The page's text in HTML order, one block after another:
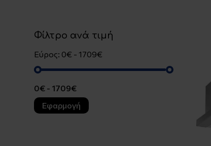
Φίλτρο ανά τιμή
Εύρος: 0€ - 1709€
Εφαρμογή